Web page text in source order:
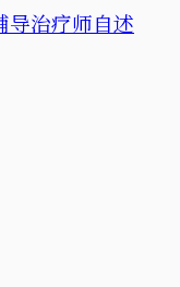
治疗师自述